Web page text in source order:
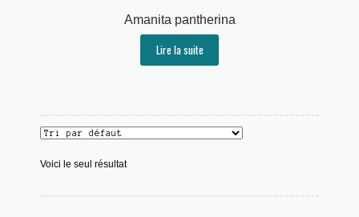
Amanita pantherina
Lire la suite
Voici le seul résultat